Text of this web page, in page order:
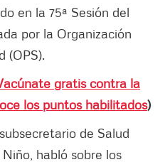
en la 75ª Sesión del
por la Organización
(OPS).
gratis contra la
los puntos habilitados)
de Salud
habló sobre los